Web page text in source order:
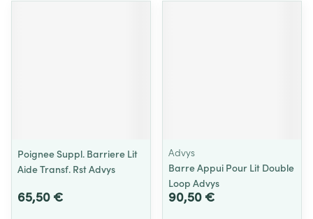
Poignee Suppl. Barriere Lit
Aide Transf. Rst Advys
65,50 €
Advys
Barre Appui Pour Lit Double
Loop Advys
90,50 €